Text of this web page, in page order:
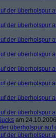
der überholspur
der überholspur
der überholspur
der überholspur
der überholspur
der überholspur
der überholspur
der überholspur
am
überholspur
der überholspur